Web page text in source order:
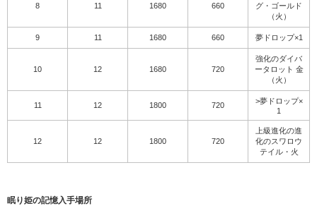
8 11 1680 660
グ・ゴールド
（火）
9 11 1680 660 夢ドロップ×1
10 12 1680 720
強化のダイバ
ータロット 金
（火）
11 12 1800 720
>夢ドロップ×
1
12 12 1800 720
上級進化の進
化のスワロウ
テイル・火
眠り姫の記憶入手場所